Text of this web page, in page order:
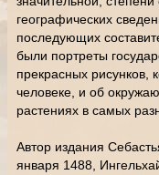
географических
последующих
были портреты
прекрасных рисунков,
человеке, и об
растениях в самых
Автор издания
января 1488,